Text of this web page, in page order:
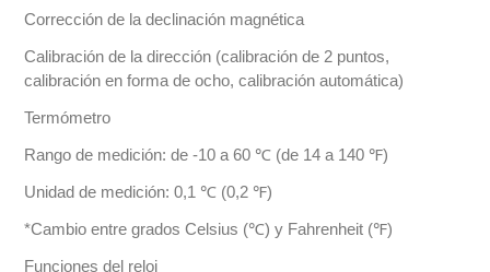
Corrección de la declinación magnética
Calibración de la dirección (calibración de 2 puntos,
calibración en forma de ocho, calibración automática)
Termómetro
Rango de medición: de -10 a 60 ℃ (de 14 a 140 ℉)
Unidad de medición: 0,1 ℃ (0,2 ℉)
*Cambio entre grados Celsius (℃) y Fahrenheit (℉)
Funciones del reloj